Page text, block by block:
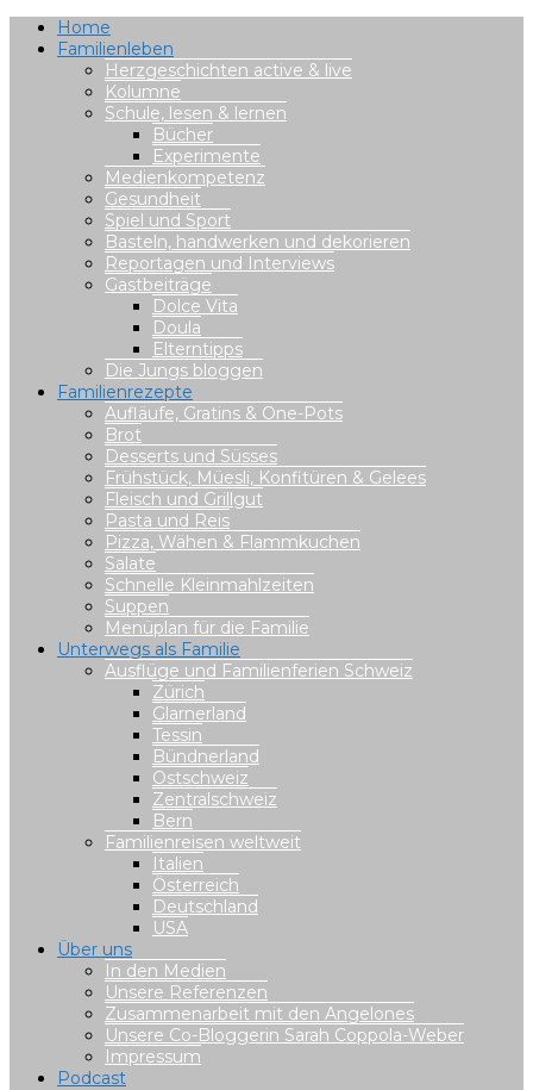
Home
Familienleben
Herzgeschichten active & live
Kolumne
Schule, lesen & lernen
Bücher
Experimente
Medienkompetenz
Gesundheit
Spiel und Sport
Basteln, handwerken und dekorieren
Reportagen und Interviews
Gastbeiträge
Dolce Vita
Doula
Elterntipps
Die Jungs bloggen
Familienrezepte
Aufläufe, Gratins & One-Pots
Brot
Desserts und Süsses
Frühstück, Müesli, Konfitüren & Gelees
Fleisch und Grillgut
Pasta und Reis
Pizza, Wähen & Flammkuchen
Salate
Schnelle Kleinmahlzeiten
Suppen
Menüplan für die Familie
Unterwegs als Familie
Ausflüge und Familienferien Schweiz
Zürich
Glarnerland
Tessin
Bündnerland
Ostschweiz
Zentralschweiz
Bern
Familienreisen weltweit
Italien
Österreich
Deutschland
USA
Über uns
In den Medien
Unsere Referenzen
Zusammenarbeit mit den Angelones
Unsere Co-Bloggerin Sarah Coppola-Weber
Impressum
Podcast